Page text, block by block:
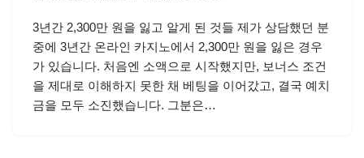
3년간 2,300만 원을 잃고 알게 된 것들 제가 상담했던 분
중에 3년간 온라인 카지노에서 2,300만 원을 잃은 경우
가 있습니다. 처음엔 소액으로 시작했지만, 보너스 조건
을 제대로 이해하지 못한 채 베팅을 이어갔고, 결국 예치
금을 모두 소진했습니다. 그분은…